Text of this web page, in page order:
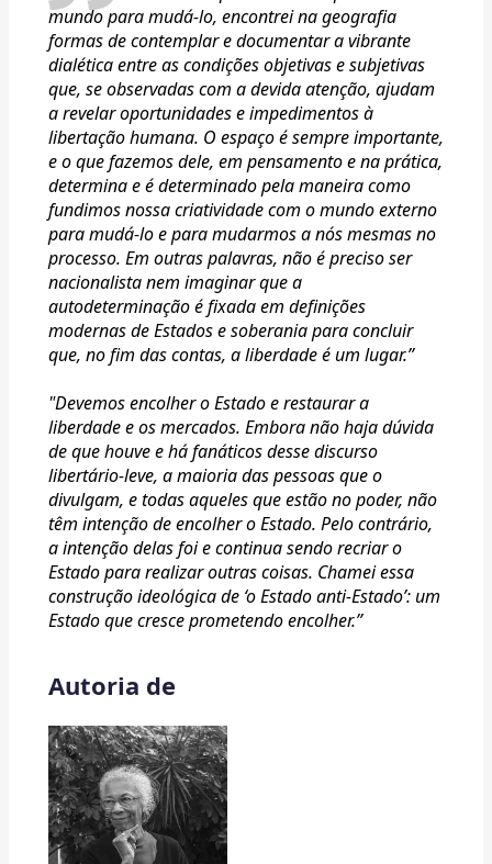
mundo para mudá-lo, encontrei na geografia
formas de contemplar e documentar a vibrante
dialética entre as condições objetivas e subjetivas
que, se observadas com a devida atenção, ajudam
a revelar oportunidades e impedimentos à
libertação humana. O espaço é sempre importante,
e o que fazemos dele, em pensamento e na prática,
determina e é determinado pela maneira como
fundimos nossa criatividade com o mundo externo
para mudá-lo e para mudarmos a nós mesmas no
processo. Em outras palavras, não é preciso ser
nacionalista nem imaginar que a
autodeterminação é fixada em definições
modernas de Estados e soberania para concluir
que, no fim das contas, a liberdade é um lugar.”
"Devemos encolher o Estado e restaurar a
liberdade e os mercados. Embora não haja dúvida
de que houve e há fanáticos desse discurso
libertário-leve, a maioria das pessoas que o
divulgam, e todas aqueles que estão no poder, não
têm intenção de encolher o Estado. Pelo contrário,
a intenção delas foi e continua sendo recriar o
Estado para realizar outras coisas. Chamei essa
construção ideológica de ‘o Estado anti-Estado’: um
Estado que cresce prometendo encolher.”
Autoria de